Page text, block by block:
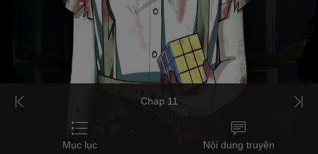
Chap 11
Mục lục Nội dung truyện